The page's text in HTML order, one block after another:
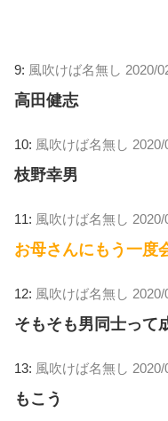
9: 風吹けば名無し 2020/
高田健志
10: 風吹けば名無し
枝野幸男
11: 風吹けば名無し
お母さんにもう一度
12: 風吹けば名無し
そもそも男同士って
13: 風吹けば名無し
もこう